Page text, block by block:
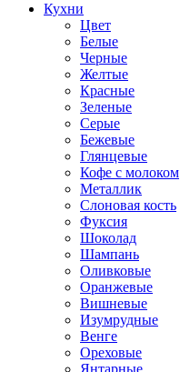
Кухни
Цвет
Белые
Черные
Желтые
Красные
Зеленые
Серые
Бежевые
Глянцевые
Кофе с молоком
Металлик
Слоновая кость
Фуксия
Шоколад
Шампань
Оливковые
Оранжевые
Вишневые
Изумрудные
Венге
Ореховые
Янтарные